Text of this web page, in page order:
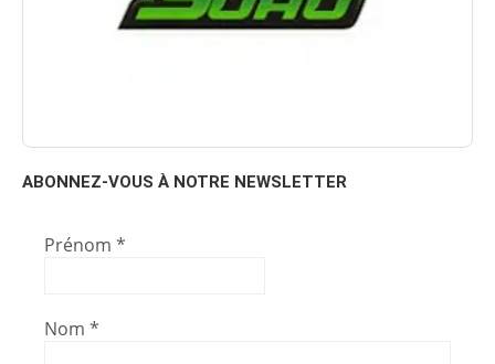
ABONNEZ-VOUS À NOTRE NEWSLETTER
Prénom *
Nom *